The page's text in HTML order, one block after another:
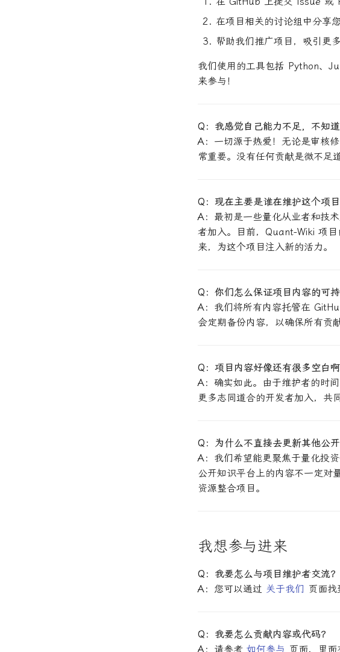
在项目相关的讨论组中分享
帮助我们推广项目，吸引更
我们使用的工具包括 Python、
来参与！
Q：我感觉自己能力不足，不知道
A：一切源于热爱！无论是审核
常重要。没有任何贡献是微不足道
Q：现在主要是谁在维护这个项目
A：最初是一些量化从业者和技
者加入。目前，Quant-Wiki 项
来，为这个项目注入新的活力。
Q：你们怎么保证项目内容的可持
A：我们将所有内容托管在
会定期备份内容，以确保所有贡
Q：项目内容好像还有很多空白啊
A：确实如此。由于维护者的时
更多志同道合的开发者加入，共
Q：为什么不直接去更新其他公
A：我们希望能更聚焦于量化投
公开知识平台上的内容不一定对
资源整合项目。
我想参与进来
Q：我要怎么与项目维护者交流？
A：您可以通过 关于我们 页面找
Q：我要怎么贡献内容或代码？
A：请参考 如何参与 页面，里